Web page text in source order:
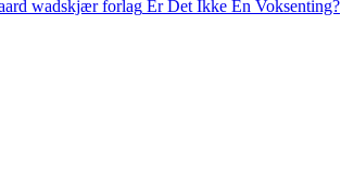
Er Det Ikke En Voksenting?